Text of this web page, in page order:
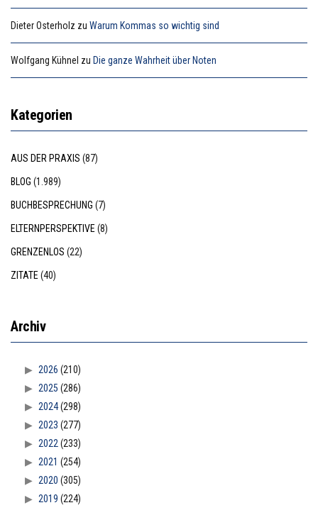
Dieter Osterholz zu Warum Kommas so wichtig sind
Wolfgang Kühnel zu Die ganze Wahrheit über Noten
Kategorien
AUS DER PRAXIS (87)
BLOG (1.989)
BUCHBESPRECHUNG (7)
ELTERNPERSPEKTIVE(8)
GRENZENLOS (22)
ZITATE(40)
Archiv
2026 (210)
2025 (286)
2024(298)
2023 (277)
2022(233)
2021 (254)
2020 (305)
2019 (224)